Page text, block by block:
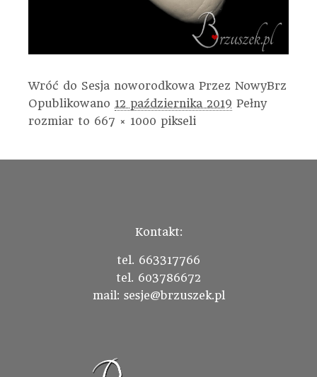
Wróć do Sesja noworodkowa Przez NowyBrz
Opublikowano 12 października 2019 Pełny
rozmiar to 667 × 1000 pikseli
Kontakt:
tel. 663317766
tel. 603786672
mail: sesje@brzuszek.pl